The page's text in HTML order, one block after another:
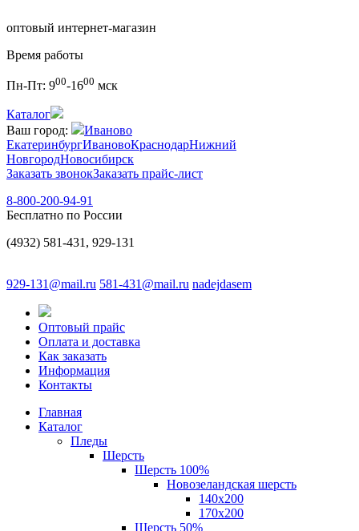
оптовый интернет-магазин
Время работы
Пн-Пт: 900-1600 мск
Каталог
Ваш город:
Иваново
ЕкатеринбургИвановоКраснодарНижний
НовгородНовосибирск
Заказать звонокЗаказать прайс-лист
8-800-200-94-91
Бесплатно по России
(4932) 581-431, 929-131
929-131@mail.ru 581-431@mail.ru nadejdasem
Оптовый прайс
Оплата и доставка
Как заказать
Информация
Контакты
Главная
Каталог
Пледы
Шерсть
Шерсть 100%
Новозеландская шерсть
140х200
170x200
Шерсть 50%